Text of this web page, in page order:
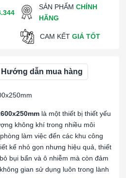
SẢN PHẨMCHÍNH
HÃNG
CAM KẾT GIÁ TỐT
Hướng dẫn mua hàng
là một thiết bị thiết yếu
không khí trong nhiều môi
làm việc đến các khu công
kế nhỏ gọn nhưng hiệu quả, thiết
bụi bẩn và ô nhiễm mà còn đảm
gian sử dụng luôn trong lành